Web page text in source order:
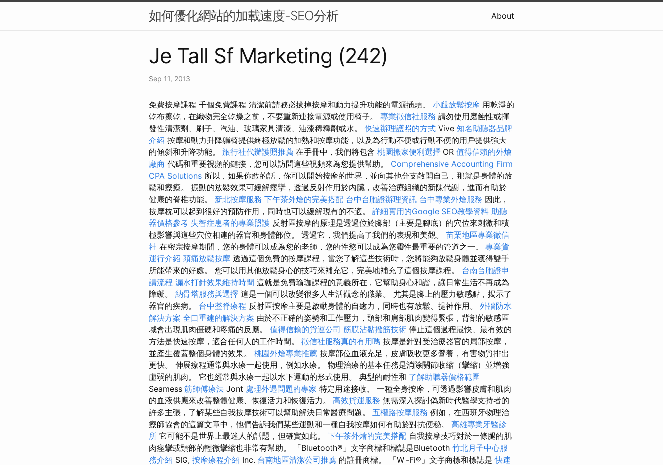
如何優化網站的加載速度-SEO分析 About
Je Tall Sf Marketing (242)
Sep 11, 2013
免費按摩課程 千個免費課程 清潔前請務必拔掉按摩和動力提升功能的電源插頭。 小腿放鬆按摩 用乾淨的
乾布擦乾，在織物完全乾燥之前，不要重新連接電源或使用椅子。 專業徵信社服務 請勿使用磨蝕性或揮
發性清潔劑、刷子、汽油、玻璃家具清漆、油漆稀釋劑或水。快速辦理護照的方式 Vive 知名助聽器品牌
介紹 按摩和動力升降躺椅提供終極放鬆的加熱和按摩功能，以及為行動不便或行動不便的用戶提供強大
的傾斜和升降功能。 旅行社代辦護照推薦 在手冊中，我們將包含 桃園搬家便利選擇 OR 值得信賴的外燴
廠商 代碼和重要視頻的鏈接，您可以訪問這些視頻來為您提供幫助。 Comprehensive Accounting Firm
CPA Solutions 所以，如果你敢的話，你可以開始按摩的世界，並向其他分支敞開自己，那就是身體的放
鬆和療癒。 振動的放鬆效果可緩解痙攣，透過反射作用於內臟，改善治療組織的新陳代謝，進而有助於
健康的脊椎功能。 新北按摩服務 下午茶外燴的完美搭配 台中台胞證辦理資訊 台中專業外燴服務 因此，
按摩枕可以起到很好的預防作用，同時也可以緩解現有的不適。 詳細實用的Google SEO教學資料 助聽
器價格參考 失智症患者的專業照護 反射區按摩的原理是透過位於腳部（主要是腳底）的穴位來刺激和積
極影響與這些穴位相連的器官和身體部位。 透過它，我們提高了我們的表現和美觀。 苗栗地區專業徵信
社 在密宗按摩期間，您的身體可以成為您的老師，您的性慾可以成為您靈性最重要的管道之一。 專業貨
運行介紹 頭痛放鬆按摩 透過這個免費的按摩課程，當您了解這些技術時，您將能夠放鬆身體並獲得雙手
所能帶來的好處。 您可以用其他放鬆身心的技巧來補充它，完美地補充了這個按摩課程。 台南台胞證申
請流程 漏水打針效果維持時間 這就是免費瑜珈課程的意義所在，它幫助身心和諧，讓日常生活不再成為
障礙。 納骨塔服務與選擇 這是一個可以改變很多人生活觀念的職業。 尤其是腳上的壓力敏感點，揭示了
器官的疾病。 台中整脊療程 反射區按摩主要是啟動身體的自癒力，同時也有放鬆、提神作用。 外牆防水
解決方案 全口重建的解決方案 由於不正確的姿勢和工作壓力，頸部和肩部肌肉變得緊張，背部的敏感區
域會出現肌肉僵硬和疼痛的反應。 值得信賴的貨運公司 筋膜沾黏撥筋技術 停止這個過程最快、最有效的
方法是快速按摩，適合任何人的工作時間。 徵信社服務真的有用嗎 按摩是針對受治療器官的局部按摩，
並產生覆蓋整個身體的效果。 桃園外燴專業推薦 按摩部位血液充足，皮膚吸收更多營養，有害物質排出
更快。 伸展療程通常與水療一起使用，例如水療。 物理治療的基本任務是消除關節收縮（攣縮）並增強
虛弱的肌肉。 它也經常與水療一起以水下運動的形式使用。 典型的耐性和 了解助聽器價格範圍
Seamess 筋師傅療法 Jont 處理外遇問題的專家 特定用途接收。 一種全身按摩，可透過影響皮膚和肌肉
的血液供應來改善整體健康、恢復活力和恢復活力。 高效貨運服務 無需深入探討偽新時代醫學支持者的
許多主張，了解某些自我按摩技術可以幫助解決日常醫療問題。 五權路按摩服務 例如，在西班牙物理治
療師協會的這篇文章中，他們告訴我們某些運動和一種自我按摩如何有助於對抗便秘。 高雄專業牙醫診
所 它可能不是世界上最迷人的話題，但確實如此。 下午茶外燴的完美搭配 自我按摩技巧對於一條腿的肌
肉痙攣或頸部的輕微攣縮也非常有幫助。 「Bluetooth®」文字商標和標誌是Bluetooth 竹北月子中心服
務介紹 SIG, 按摩療程介紹 Inc. 台南地區清潔公司推薦 的註冊商標。 「Wi-Fi®」文字商標和標誌是快速